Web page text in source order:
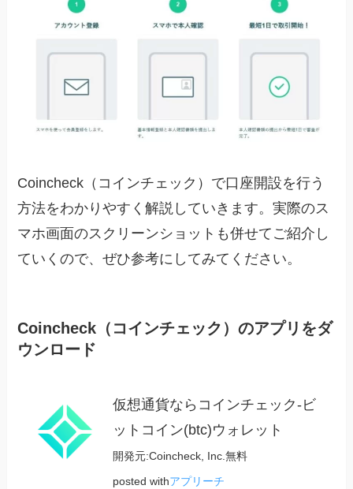
Coincheck（コインチェック）で口座開設を行う
方法をわかりやすく解説していきます。実際のス
マホ画面のスクリーンショットも併せてご紹介し
ていくので、ぜひ参考にしてみてください。
Coincheck（コインチェック）のアプリをダ
ウンロード
仮想通貨ならコインチェック-ビ
ットコイン(btc)ウォレット
開発元:Coincheck, Inc.無料
posted withアプリーチ